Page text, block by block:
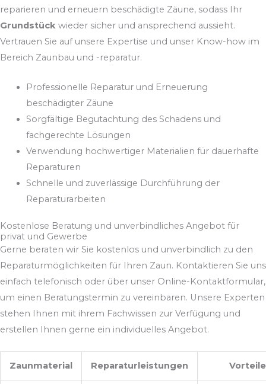
reparieren und erneuern beschädigte Zäune, sodass Ihr
Grundstück wieder sicher und ansprechend aussieht.
Vertrauen Sie auf unsere Expertise und unser Know-how im
Bereich Zaunbau und -reparatur.
Professionelle Reparatur und Erneuerung
beschädigter Zäune
Sorgfältige Begutachtung des Schadens und
fachgerechte Lösungen
Verwendung hochwertiger Materialien für dauerhafte
Reparaturen
Schnelle und zuverlässige Durchführung der
Reparaturarbeiten
Kostenlose Beratung und unverbindliches Angebot für
privat und Gewerbe
Gerne beraten wir Sie kostenlos und unverbindlich zu den
Reparaturmöglichkeiten für Ihren Zaun. Kontaktieren Sie uns
einfach telefonisch oder über unser Online-Kontaktformular,
um einen Beratungstermin zu vereinbaren. Unsere Experten
stehen Ihnen mit ihrem Fachwissen zur Verfügung und
erstellen Ihnen gerne ein individuelles Angebot.
Zaunmaterial Reparaturleistungen Vorteile